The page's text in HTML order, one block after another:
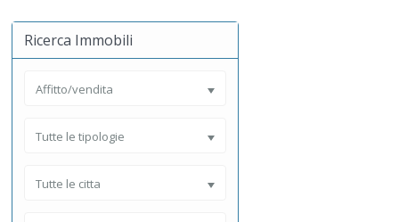
Ricerca Immobili
Affitto/vendita
Tutte le tipologie
Tutte le citta